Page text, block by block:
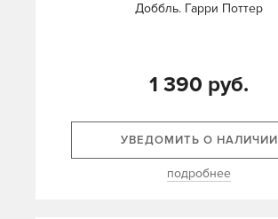
Доббль. Гарри Поттер
1 390 руб.
УВЕДОМИТЬ О НАЛИЧИИ
подробнее